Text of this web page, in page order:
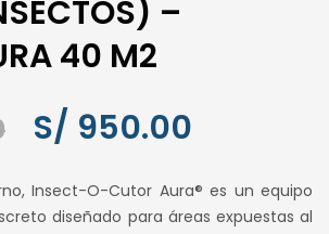
–
40 M2
El
original
S/ 950.00
actual
Insect-O-Cutor Aura® es un equipo
diseñado para áreas expuestas al